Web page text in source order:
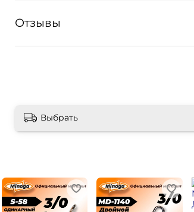
Отзывы
Выбрать